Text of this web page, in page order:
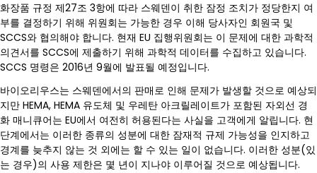
화장품 규정 제27조 3항에 따라 스웨덴이 취한 잠정 조치가 정당한지 여
부를 결정하기 위해 위원회는 가능한 경우 이해 당사자인 회원국 및
SCCS와 협의해야 합니다. 현재 EU 집행위원회는 이 문제에 대한 과학적
의견서를 SCCS에 제출하기 위해 과학적 데이터를 수집하고 있습니다.
SCCS 명령은 2016년 9월에 발표될 예정입니다.
바이오리우스는 스웨덴에서의 판매로 인해 문제가 발생할 것으로 예상되
지만 HEMA, HEMA 유도체 및 우레탄 아크릴레이트가 포함된 자외선 경
화 매니큐어는 EU에서 여전히 허용된다는 사실을 고객에게 알립니다. 현
단계에서는 이러한 종류의 성분에 대한 잠재적 규제 가능성을 인지하고
경계를 늦추지 않는 것 외에는 할 수 있는 일이 없습니다. 이러한 성분(있
는 경우)의 사용 제한은 몇 년이 지나야 이루어질 것으로 예상됩니다.